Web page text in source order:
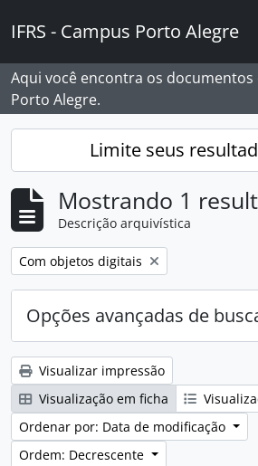
IFRS - Campus Porto Alegre
Aqui você encontra os documentos
Porto Alegre.
Limite seus
Mostrando 1
Descrição arquivística
Remover filtro:
Com objetos digitais
Opções avançadas de
Visualizar impressão
Visualização em ficha
Ordenar por: Data de modificação
Ordem: Decrescente